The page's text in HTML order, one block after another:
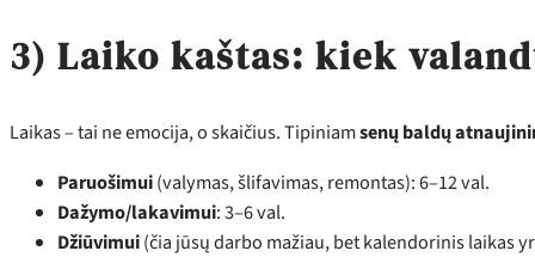
3) Laiko kaštas: kiek
Laikas – tai ne emocija, o skaičius. Tipiniamsenų baldų
Paruošimui(valymas, šlifavimas, remontas): 6–12 val.
Dažymo/lakavimui: 3–6 val.
Džiūvimui(čia jūsų darbo mažiau, bet kalendorinis laikas